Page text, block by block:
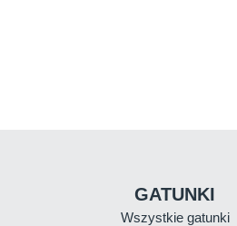
GATUNKI
Wszystkie gatunki